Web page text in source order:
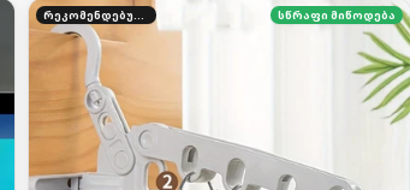
რეკომენდებული სწრაფი მიწოდება